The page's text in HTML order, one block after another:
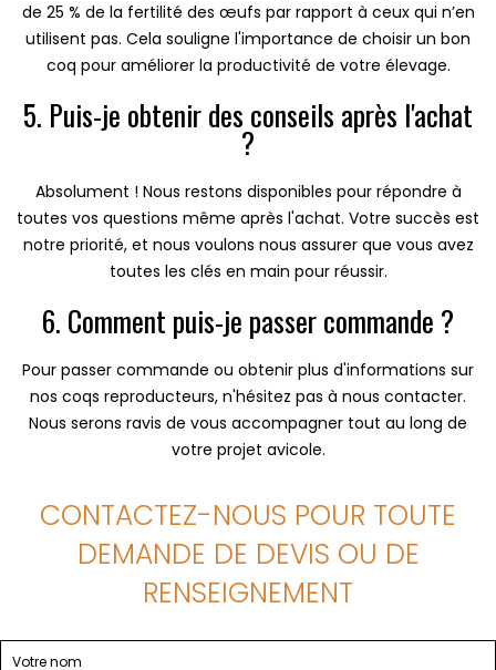
de 25 % de la fertilité des œufs par rapport à ceux qui n’en
utilisent pas. Cela souligne l'importance de choisir un bon
coq pour améliorer la productivité de votre élevage.
5. Puis-je obtenir des conseils après l'achat
?
Absolument ! Nous restons disponibles pour répondre à
toutes vos questions même après l'achat. Votre succès est
notre priorité, et nous voulons nous assurer que vous avez
toutes les clés en main pour réussir.
6. Comment puis-je passer commande ?
Pour passer commande ou obtenir plus d'informations sur
nos coqs reproducteurs, n'hésitez pas à nous contacter.
Nous serons ravis de vous accompagner tout au long de
votre projet avicole.
CONTACTEZ-NOUS POUR TOUTE
DEMANDE DE DEVIS OU DE
RENSEIGNEMENT